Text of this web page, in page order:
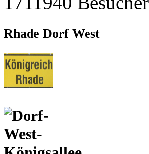
Rhade Dorf West